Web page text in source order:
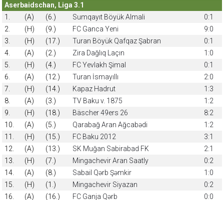
Aserbaidschan, Liga 3.1
1.
(A) (6.) Sumqayıt Böyük Almali
0:1
2.
(H) (9.) FC Ganca Yeni
9:0
3.
(H) (17.) Turan Böyük Qafqaz Şabran
0:1
4.
(A) (2.) Zira Dağlıq Laçın
1:0
5.
(H) (4.) FC Yevlakh Şimal
0:1
6.
(A) (12.) Turan İsmayıllı
2:0
7.
(H) (14.) Kapaz Hadrut
1:3
8.
(A) (3.) TV Baku v. 1875
1:2
9.
(H) (18.) Bäscher 49ers 26
8:2
10.
(A) (5.) Qarabağ Aran Ağcabədi
1:2
11.
(H) (15.) FC Baku 2012
3:1
12.
(A) (13.) SK Muğan Sabirabad FK
2:1
13.
(H) (7.) Mingachevir Aran Saatly
0:2
14.
(A) (8.) Sabail Qərb Şəmkir
1:0
15.
(H) (1.) Mingachevir Siyazan
0:2
16.
(A) (16.) FC Ganja Qərb
0:0